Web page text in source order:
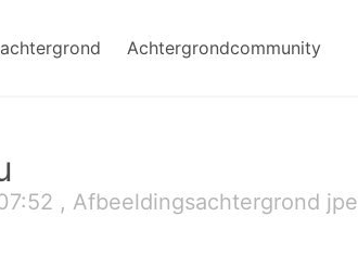
Achtergrondcommunity
, Afbeeldingsachtergrond